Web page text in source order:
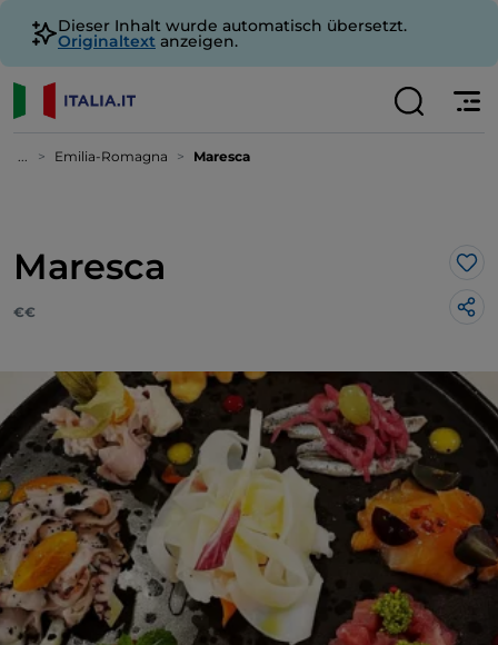
Dieser Inhalt wurde automatisch übersetzt.
Originaltext anzeigen.
... Emilia-Romagna Maresca
Maresca
€€